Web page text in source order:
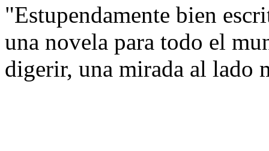
"Estupendamente bien
una novela para todo el
digerir, una mirada al lado